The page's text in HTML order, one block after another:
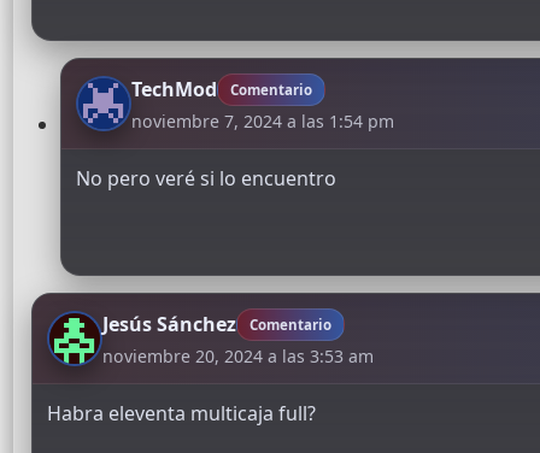
TechMod Comentario
noviembre 7, 2024 a las 1:54 pm
No pero veré si lo encuentro
Jesús Sánchez Comentario
noviembre 20, 2024 a las 3:53 am
Habra eleventa multicaja full?